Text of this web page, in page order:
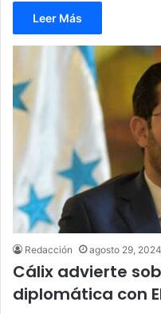
Leer Más
Redacción agosto 29, 2024
Cálix advierte
diplomática con